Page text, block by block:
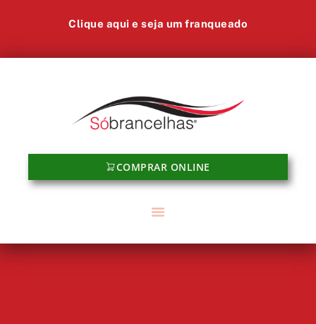
Clique aqui e seja um franqueado
COMPRAR ONLINE